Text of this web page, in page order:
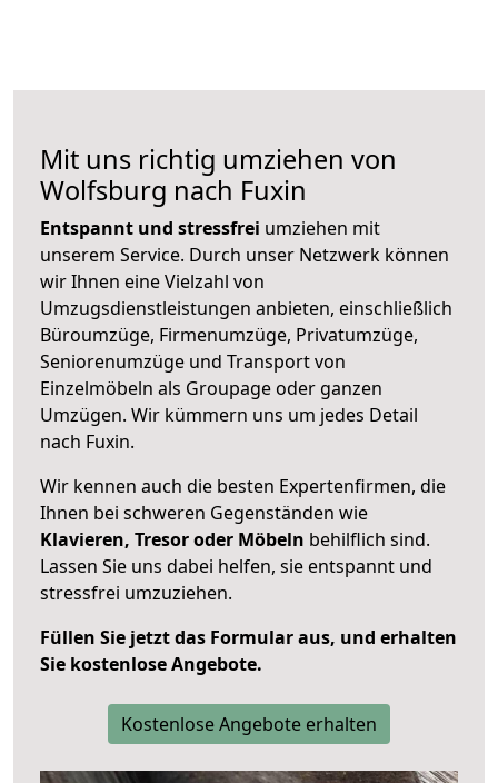
Mit uns richtig umziehen von
Wolfsburg nach Fuxin
Entspannt und stressfrei umziehen mit
unserem Service. Durch unser Netzwerk können
wir Ihnen eine Vielzahl von
Umzugsdienstleistungen anbieten, einschließlich
Büroumzüge, Firmenumzüge, Privatumzüge,
Seniorenumzüge und Transport von
Einzelmöbeln als Groupage oder ganzen
Umzügen. Wir kümmern uns um jedes Detail
nach Fuxin.
Wir kennen auch die besten Expertenfirmen, die
Ihnen bei schweren Gegenständen wie
Klavieren, Tresor oder Möbeln behilflich sind.
Lassen Sie uns dabei helfen, sie entspannt und
stressfrei umzuziehen.
Füllen Sie jetzt das Formular aus, und erhalten
Sie kostenlose Angebote.
Kostenlose Angebote erhalten